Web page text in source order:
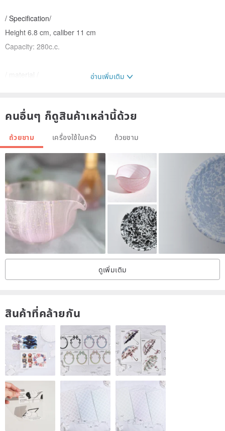
/ Specification/
Height 6.8 cm, caliber 11 cm
Capacity: 280c.c.
/ material /
/ Maintenance method/
1. This work uses gold water (pottery gold: pigment containing
gold), it is recommended to avoid using microwave ovens.
2. Not suitable for oven and dishwasher.
3. Avoid drastic temperature changes to avoid porcelain cracking,
such as suddenly pouring ice water into a hot bowl.
4. Do not use rough utensils to scrub, as collisions with hard objects
may cause damage or scratches to the surface glaze.
/ Remark/
1. All handmade works are fired in a high-temperature kiln. Ice
2. There may be color difference due to shooting and different
computer settings. If you have any questions, please feel free to
contact us.
(This is the only one made by hand. The fine black spots and dents
in the finished product are natural phenomena caused by the
production and firing. The delicacy cannot be compared with the
mold process. If you don't mind, please buy it again.)
3. The products sold do not include decorative items.
4. For works that are too large in size, we will not provide
อ่านเพิ่มเติม
คนอื่นๆ ก็ดูสินค้าเหล่านี้ด้วย
ถ้วยชาม เครื่องใช้ในครัว ถ้วยชาม
ดูเพิ่มเติม
สินค้าที่คล้ายกัน